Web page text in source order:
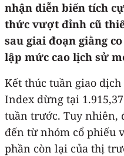
nhận diễn biến tích
thức vượt đỉnh cũ
sau giai đoạn giằng
lập mức cao lịch sử
Kết thúc tuần giao
Index dừng tại
tuần trước. Tuy nhiên,
đến từ nhóm cổ phiếu
phần còn lại của thị